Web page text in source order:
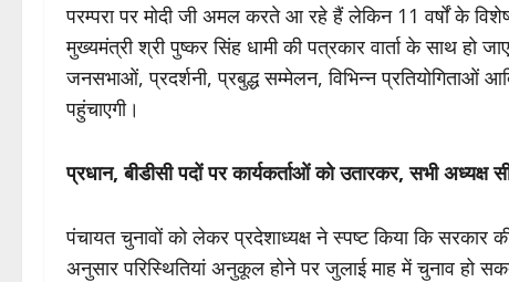
परम्परा पर मोदी जी अमल करते आ रहे हैं लेकिन 11 वर्षों के
मुख्यमंत्री श्री पुष्कर सिंह धामी की पत्रकार वार्ता के साथ हो
जनसभाओं, प्रदर्शनी, प्रबुद्ध सम्मेलन, विभिन्न प्रतियोगिताओं
पहुंचाएगी।
प्रधान, बीडीसी पदों पर कार्यकर्ताओं को उतारकर, सभी अध्यक्ष
पंचायत चुनावों को लेकर प्रदेशाध्यक्ष ने स्पष्ट किया कि सरकार
अनुसार परिस्थितियां अनुकूल होने पर जुलाई माह में चुनाव हो